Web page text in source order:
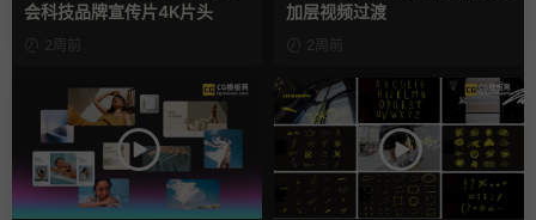
会科技品牌宣传片4K片头
2周前
加层视频过渡
2周前